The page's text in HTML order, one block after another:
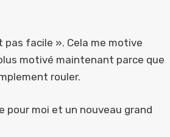
pas facile ». Cela me motive
motivé maintenant parce que
rouler.
pour moi et un nouveau grand